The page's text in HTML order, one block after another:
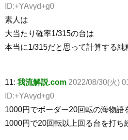
ID:+YAvyd+g0
素人は
大当たり確率1/315の台は
本当に1/315だと思って計算する純
11: 我流解説.com 2022/08/30(火)
ID:+YAvyd+g0
1000円でボーダー20回転の海物語
1000円で20回転以上回る台を打ち